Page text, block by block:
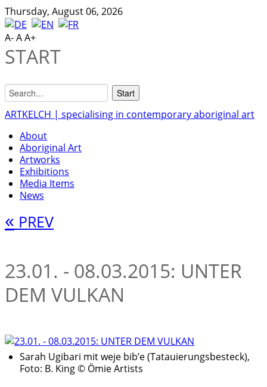
Thursday, August 06, 2026
A-AA+
START
ARTKELCH | specialising in contemporary aboriginal art
About
Aboriginal Art
Artworks
Exhibitions
Media Items
News
« PREV
23.01. - 08.03.2015: UNTER
DEM VULKAN
Sarah Ugibari mit weje bib’e (Tatauierungsbesteck),
Foto: B. King © Ömie Artists